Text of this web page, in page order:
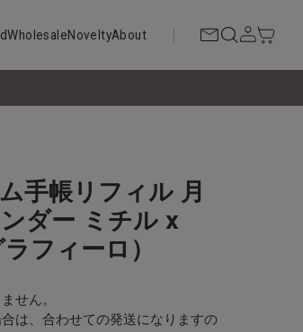
WholesaleNoveltyAbout
手帳リフィル 月
ダー ミチル x
フィーロ）
せん。
は、合わせての発送になりますの